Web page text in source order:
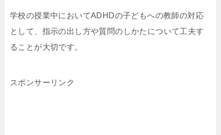
学校の授業中においてADHDの子どもへの教師の対応
として、指示の出し方や質問のしかたについて工夫す
ることが大切です。
スポンサーリンク